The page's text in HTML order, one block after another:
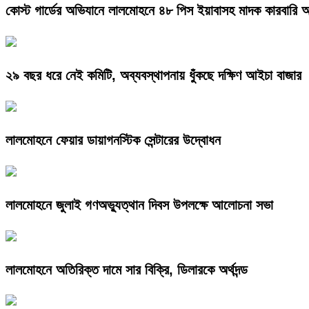
কোস্ট গার্ডের অভিযানে লালমোহনে ৪৮ পিস ইয়াবাসহ মাদক কারবারি
২৯ বছর ধরে নেই কমিটি, অব্যবস্থাপনায় ধুঁকছে দক্ষিণ আইচা বাজার
লালমোহনে ফেয়ার ডায়াগনস্টিক সেন্টারের উদ্বোধন
লালমোহনে জুলাই গণঅভ্যুত্থান দিবস উপলক্ষে আলোচনা সভা
লালমোহনে অতিরিক্ত দামে সার বিক্রি, ডিলারকে অর্থদন্ড